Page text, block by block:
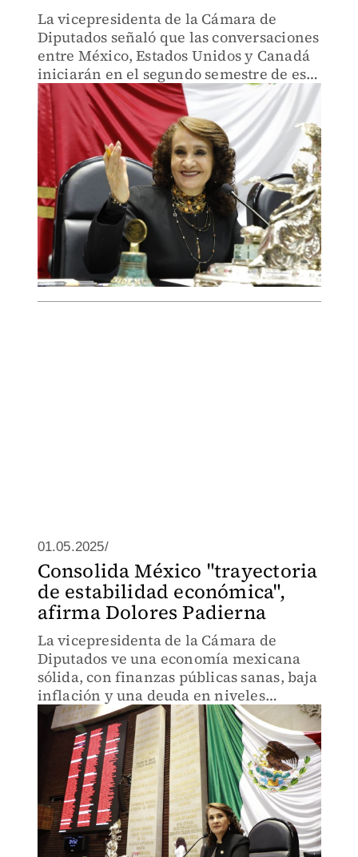
La vicepresidenta de la Cámara de
Diputados señaló que las conversaciones
entre México, Estados Unidos y Canadá
iniciarán en el segundo semestre de este
año.
01.05.2025/
Consolida México "trayectoria
de estabilidad económica",
afirma Dolores Padierna
La vicepresidenta de la Cámara de
Diputados ve una economía mexicana
sólida, con finanzas públicas sanas, baja
inflación y una deuda en niveles
sostenibles.